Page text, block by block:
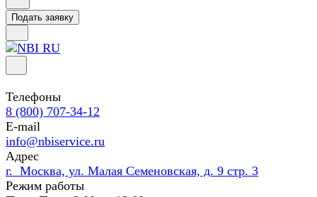
Подать заявку
Телефоны
8 (800) 707-34-12
E-mail
info@nbiservice.ru
Адрес
г. Москва, ул. Малая Семеновская, д. 9 стр. 3
Режим работы